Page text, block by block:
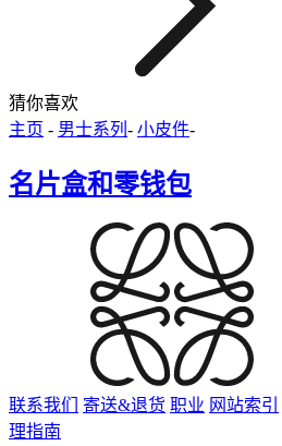
猜你喜欢
主页 - 男士系列 - 小皮件-
名片盒和零钱包
联系我们 寄送&退货 职业 网站索引
理指南